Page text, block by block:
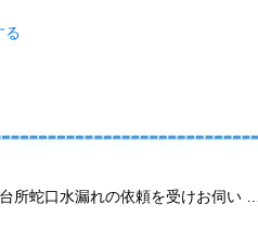
る
所蛇口水漏れの依頼を受けお伺い …